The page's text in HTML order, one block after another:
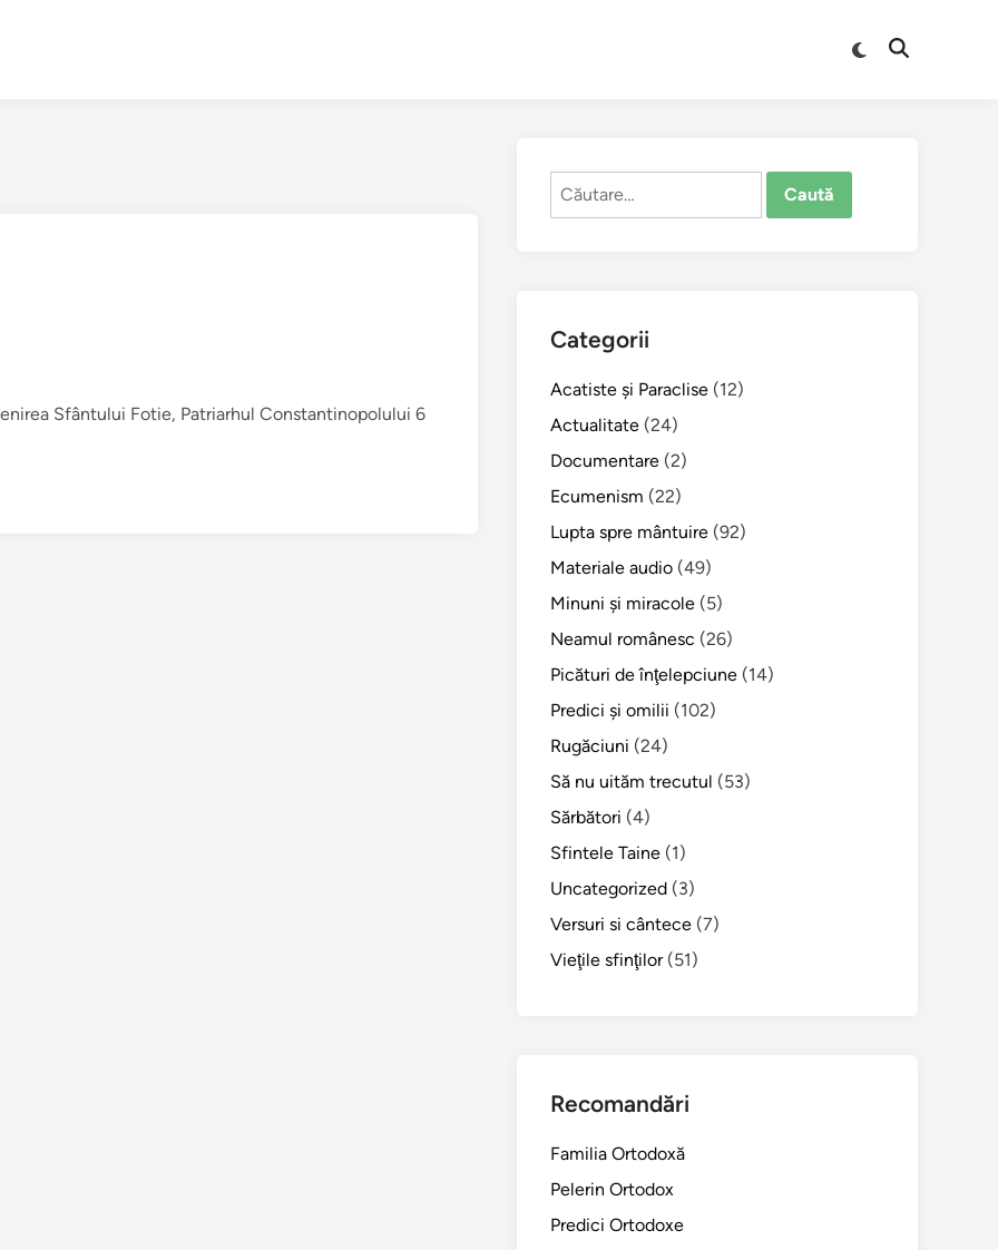
ComutăDeschide
Sfântului Fotie, Patriarhul Constantinopolului 6
Caută
Categorii
Acatiste şi Paraclise (12)
Actualitate (24)
Documentare (2)
Ecumenism (22)
Lupta spre mântuire (92)
Materiale audio (49)
Minuni şi miracole (5)
Neamul românesc (26)
Picături de înţelepciune (14)
Predici şi omilii (102)
Rugăciuni (24)
Să nu uităm trecutul (53)
Sărbători (4)
Sfintele Taine (1)
Uncategorized (3)
Versuri si cântece (7)
Vieţile sfinţilor(51)
Recomandări
Familia Ortodoxă
Pelerin Ortodox
Predici Ortodoxe